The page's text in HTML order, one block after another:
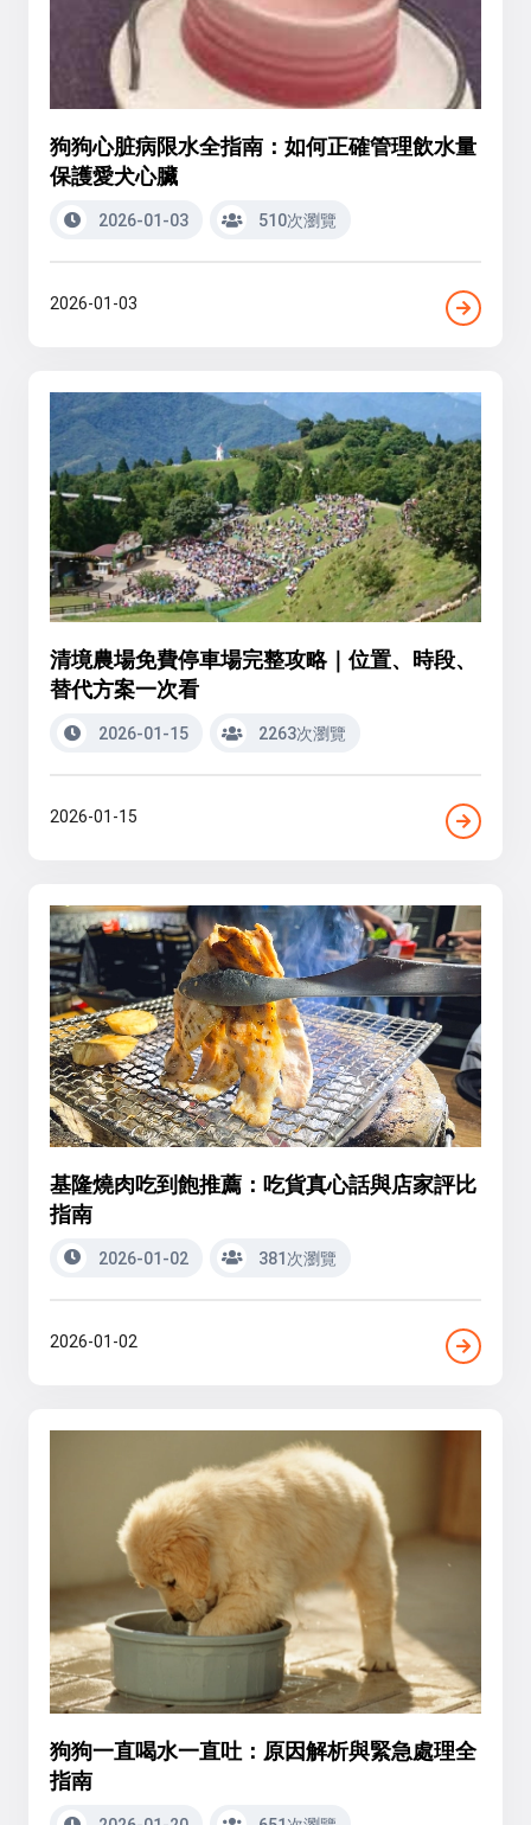
狗狗心脏病限水全指南：如何正確管理飲水量
保護愛犬心臟
2026-01-03 510次瀏覽
2026-01-03
清境農場免費停車場完整攻略｜位置、時段、
替代方案一次看
2026-01-15 2263次瀏覽
2026-01-15
基隆燒肉吃到飽推薦：吃貨真心話與店家評比
指南
2026-01-02 381次瀏覽
2026-01-02
狗狗一直喝水一直吐：原因解析與緊急處理全
指南